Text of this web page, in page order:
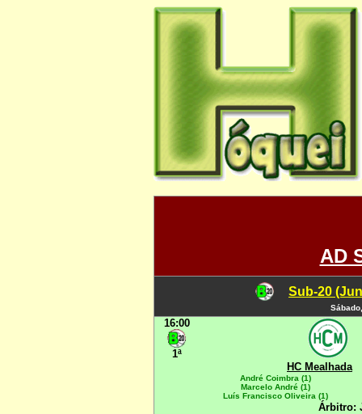
AD
Sub-20
16:00
1ª
HC Mealhada
André Coimbra (1)
Marcelo André (1)
Luís Francisco Oliveira (1)
Árbitro: